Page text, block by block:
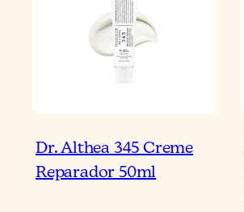
Dr. Althea 345 Creme
Reparador 50ml